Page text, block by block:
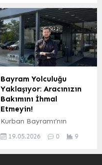
Salim Güntaç ve yönetim
kurulu üyeleri, Türkiye İş
Kurumu (İŞKUR) Isparta İl
Müdürü Mustafa Höke’yi
makamında ziyaret etti.
Ziyarette, Isparta’da
istihdamın artırılması, iş
gücü piyasasının güncel
ihtiyaçları, nitelikli
personel yetiştirme ve
kamu ile özel sektör
arasındaki iş birliğinin
güçlendirilmesi gibi kritik
Bayram Yolculuğu
Yaklaşıyor: Aracınızın
Bakımını İhmal
Etmeyin!
Kurban Bayramı’nın
hazırlıkları hız kazandı.
19.05.2026 0 9